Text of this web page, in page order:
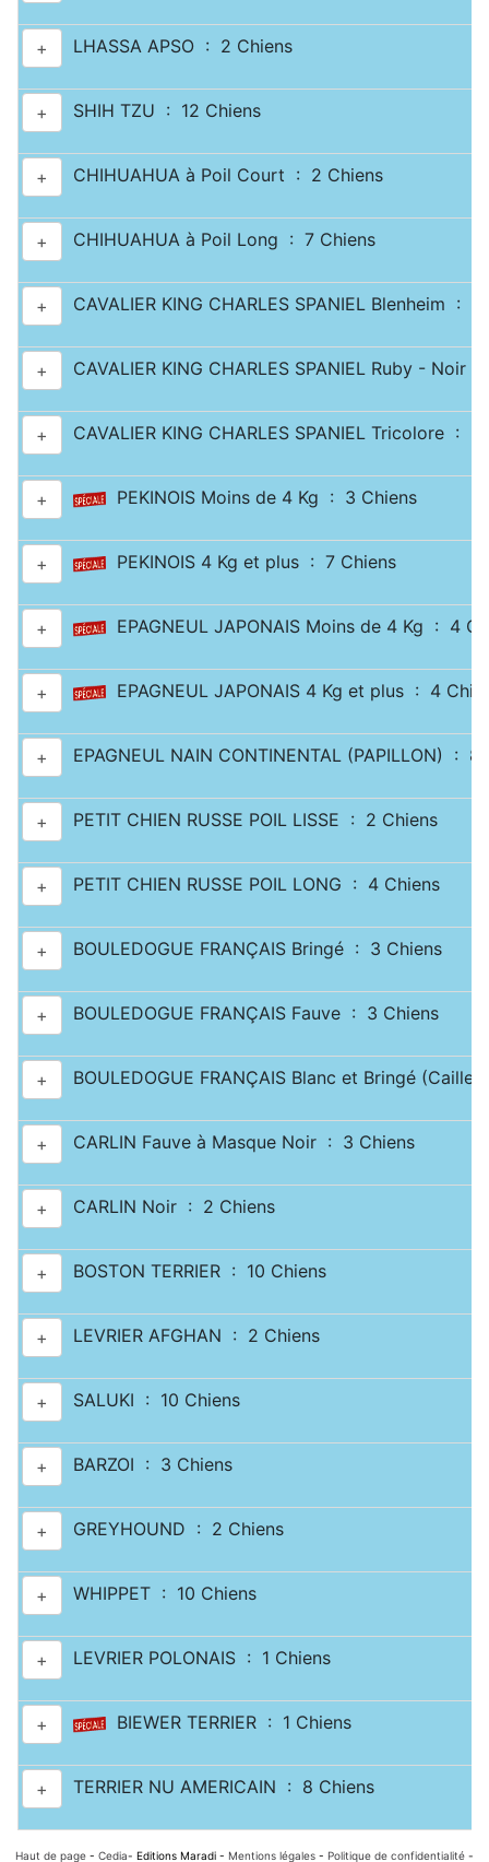
+ LHASSA APSO : 2 Chiens
+ SHIH TZU : 12 Chiens
+ CHIHUAHUA à Poil Court : 2 Chiens
+ CHIHUAHUA à Poil Long : 7 Chiens
+ CAVALIER KING CHARLES SPANIEL Blenheim : 2
+ CAVALIER KING CHARLES SPANIEL Ruby - Noir
+ CAVALIER KING CHARLES SPANIEL Tricolore : 2
+ PEKINOIS Moins de 4 Kg : 3 Chiens
+ PEKINOIS 4 Kg et plus : 7 Chiens
+ EPAGNEUL JAPONAIS Moins de 4 Kg : 4
+ EPAGNEUL JAPONAIS 4 Kg et plus : 4
+ EPAGNEUL NAIN CONTINENTAL (PAPILLON) : 8
+ PETIT CHIEN RUSSE POIL LISSE : 2 Chiens
+ PETIT CHIEN RUSSE POIL LONG : 4 Chiens
+ BOULEDOGUE FRANÇAIS Bringé : 3 Chiens
+ BOULEDOGUE FRANÇAIS Fauve : 3 Chiens
+ BOULEDOGUE FRANÇAIS Blanc et Bringé
+ CARLIN Fauve à Masque Noir : 3 Chiens
+ CARLIN Noir : 2 Chiens
+ BOSTON TERRIER : 10 Chiens
+ LEVRIER AFGHAN : 2 Chiens
+ SALUKI : 10 Chiens
+ BARZOI : 3 Chiens
+ GREYHOUND : 2 Chiens
+ WHIPPET : 10 Chiens
+ LEVRIER POLONAIS : 1 Chiens
+ BIEWER TERRIER : 1 Chiens
+ TERRIER NU AMERICAIN : 8 Chiens
Haut de page - Cedia- Editions Maradi - Mentions légales - Politique de confidentialité -